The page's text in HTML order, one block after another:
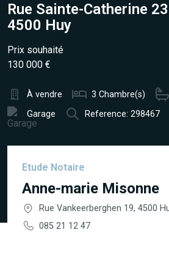
Rue Sainte-Catherine
4500 Huy
Prix souhaité
130 000 €
À vendre 3 Chambre(s)
Garage
Reference: 298467
Etude Notaire
Anne-marie Misonne
Rue Vankeerberghen 19, 4500
085 21 12 47